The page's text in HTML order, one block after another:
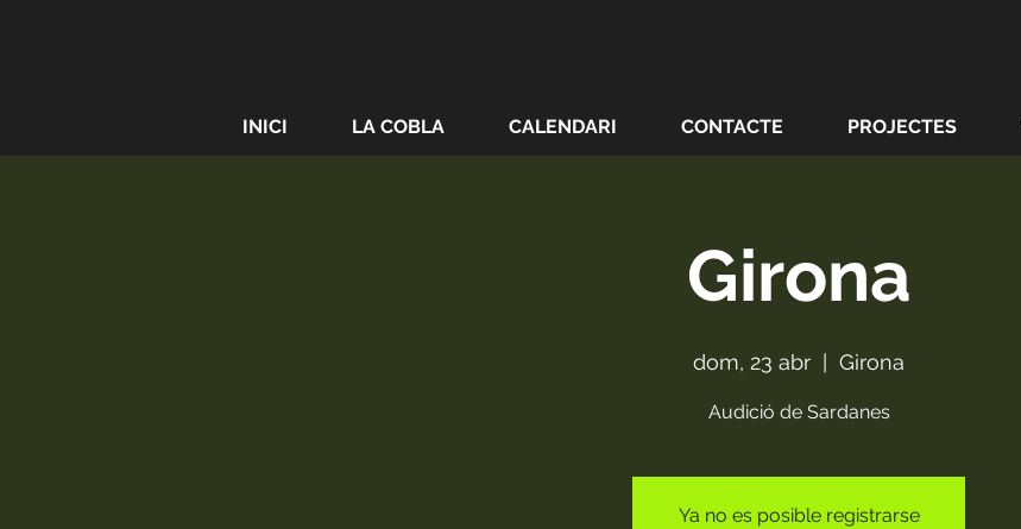
INICI LA COBLA CALENDARI CONTACTE PROJECTES
Girona
dom, 23 abr Girona
Audició de Sardanes
Ya no es posible registrarse